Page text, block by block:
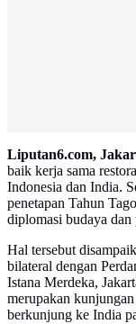
Liputan6.com,
baik kerja sama
Indonesia dan India.
penetapan Tahun
diplomasi budaya dan
Hal tersebut
bilateral dengan
Istana Merdeka,
merupakan
berkunjung ke India